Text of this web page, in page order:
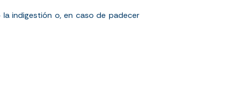
indigestión o, en caso de padecer